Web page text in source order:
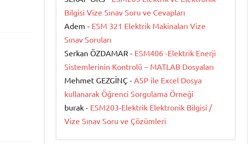
Bilgisi Vize Sınav Soru ve Cevapları
Adem - ESM 321 Elektrik Makinaları Vize
Sınav Soruları
Serkan ÖZDAMAR - ESM406 -Elektrik Enerji
Sistemlerinin Kontrolü – MATLAB Dosyaları
Mehmet GEZGİNÇ - ASP ile Excel Dosya
kullanarak Öğrenci Sorgulama Örneği
burak - ESM203-Elektrik Elektronik Bilgisi /
Vize Sınav Soru ve Çözümleri